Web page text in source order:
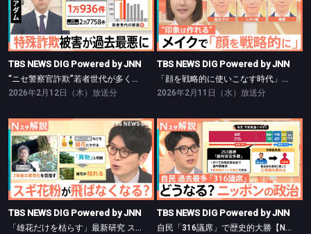
TBS NEWS DIG Powered by JNN
“ニセ警察官詐欺”若者世代が多く被害【Nスタ】
TBS NEWS DIG Powered by JNN
“ニセ警察官詐欺”若者世代が多く被害【Nスタ】
2026年2月12日（木）放送分
TBS NEWS DIG Powered by JNN
「顔を戦略的に使いこなす時代」に？“政治家向きメイク”とは【Nスタ】
TBS NEWS DIG Powered by JNN
「顔を戦略的に使いこなす時代」に？“政治家向きメイク”とは【Nスタ】
2026年2月11日（水）放送分
TBS NEWS DIG Powered by JNN
「雄花だけを枯らす」最新研究 スギ花粉が飛ばなくなる未来も…？【Nスタ】
TBS NEWS DIG Powered by JNN
「雄花だけを枯らす」最新研究 スギ花粉が飛ばなくなる未来も…？【Nスタ】
TBS NEWS DIG Powered by JNN
TBS NEWS DIG Powered by JNN
自民「316議席」で歴史的大勝【Nスタ】